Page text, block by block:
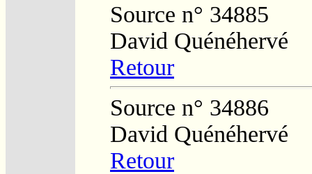
Source n° 34885
David Quénéhervé
Retour
Source n° 34886
David Quénéhervé
Retour